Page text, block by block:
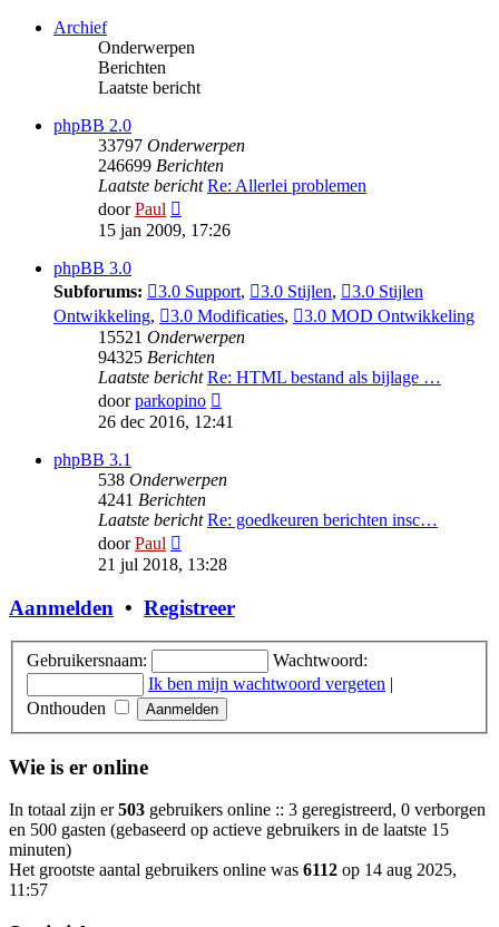
Archief
Onderwerpen
Berichten
Laatste bericht
phpBB 2.0
33797 Onderwerpen
246699 Berichten
Laatste bericht Re: Allerlei problemen
doorPaul
laatste
bericht
15 jan 2009, 17:26
phpBB 3.0
Subforums:
3.0 Support, 3.0 Stijlen,
3.0 Stijlen
Ontwikkeling, 3.0 Modificaties,
3.0 MOD Ontwikkeling
15521 Onderwerpen
94325 Berichten
Laatste bericht Re: HTML bestand als bijlage …
doorparkopino
laatste
26 dec 2016, 12:41
phpBB 3.1
538 Onderwerpen
4241 Berichten
Laatste bericht Re: goedkeuren berichten insc…
doorPaul
laatste
21 jul 2018, 13:28
Aanmelden • Registreer
Gebruikersnaam:
Wachtwoord:
Ik ben mijn wachtwoord vergeten |
Onthouden
Wie is er online
In totaal zijn er503 gebruikers online :: 3 geregistreerd, 0 verborgen
en 500 gasten (gebaseerd op actieve gebruikers in de laatste 15
minuten)
Het grootste aantal gebruikers online was 6112 op 14 aug 2025,
11:57